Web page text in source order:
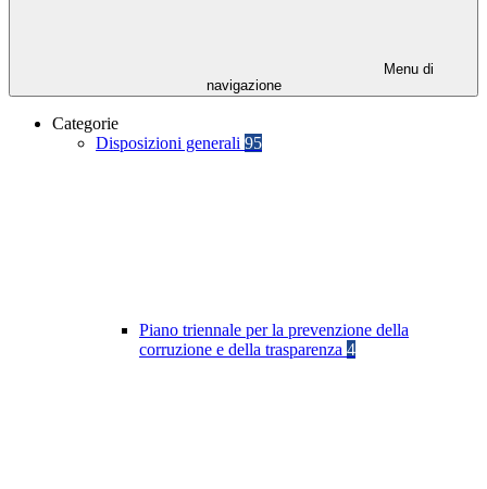
Menu di
navigazione
Categorie
Disposizioni generali 95
Piano triennale per la prevenzione della
corruzione e della trasparenza 4